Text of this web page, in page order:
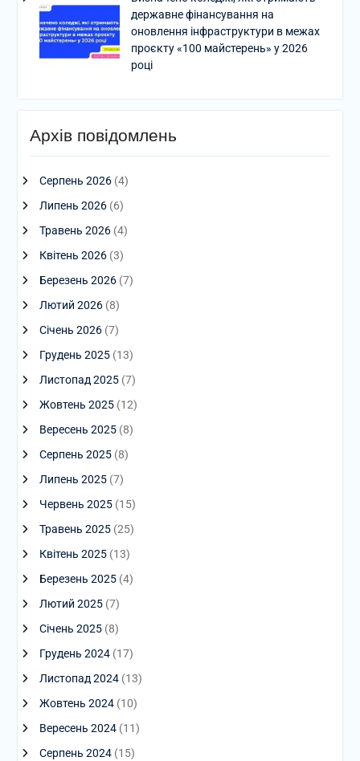
державне фінансування на
оновлення інфраструктури в межах
проєкту «100 майстерень» у 2026
році
Архів повідомлень
Серпень 2026(4)
Липень 2026(6)
Травень 2026(4)
Квітень 2026(3)
Березень 2026(7)
Лютий 2026(8)
Січень 2026(7)
Грудень 2025(13)
Листопад 2025(7)
Жовтень 2025(12)
Вересень 2025(8)
Серпень 2025(8)
Липень 2025(7)
Червень 2025(15)
Травень 2025(25)
Квітень 2025(13)
Березень 2025(4)
Лютий 2025(7)
Січень 2025(8)
Грудень 2024(17)
Листопад 2024(13)
Жовтень 2024(10)
Вересень 2024(11)
Серпень 2024(15)